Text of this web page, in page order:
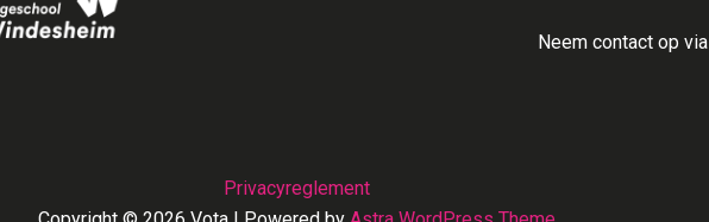
Neem contact op via
Privacyreglement